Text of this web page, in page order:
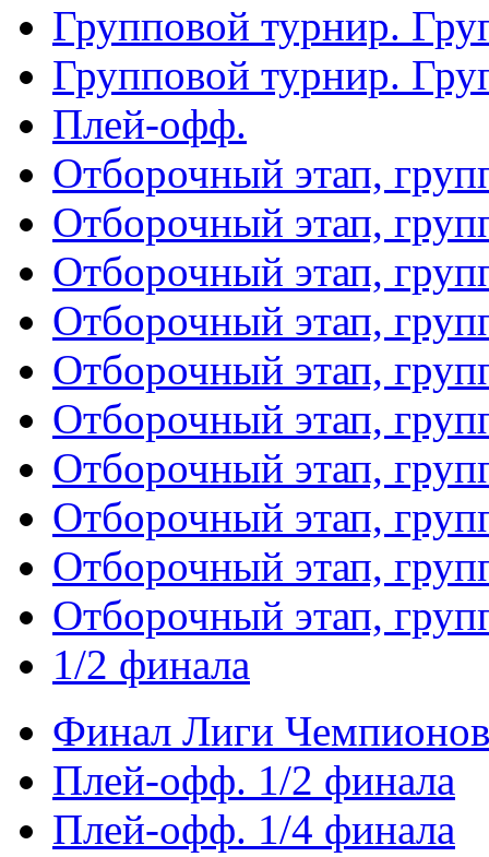
Групповой турнир.
Групповой турнир.
Плей-офф.
Отборочный этап,
Отборочный этап,
Отборочный этап,
Отборочный этап,
Отборочный этап,
Отборочный этап,
Отборочный этап,
Отборочный этап,
Отборочный этап,
Отборочный этап,
1/2 финала
Финал Лиги Чемпионов
Плей-офф. 1/2 финала
Плей-офф. 1/4 финала